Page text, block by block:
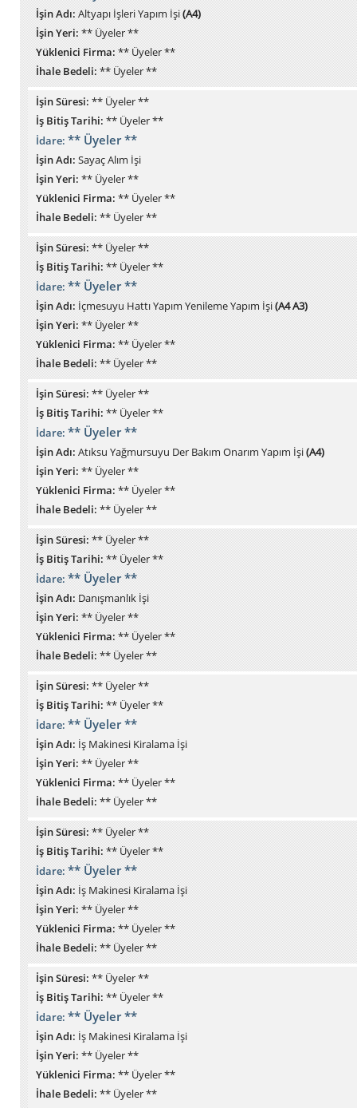
İşin Adı:Altyapı İşleri Yapım İşi(A4)
İşin Yeri:** Üyeler **
Yüklenici Firma:** Üyeler **
İhale Bedeli:** Üyeler **
İşin Süresi: ** Üyeler **
İş Bitiş Tarihi: ** Üyeler **
İdare: ** Üyeler **
İşin Adı: Sayaç Alım İşi
İşin Yeri: ** Üyeler **
Yüklenici Firma: ** Üyeler **
İhale Bedeli: ** Üyeler **
İşin Süresi:** Üyeler **
İş Bitiş Tarihi:** Üyeler **
İdare:** Üyeler **
İşin Adı:İçmesuyu Hattı Yapım Yenileme Yapım İşi(A4 A3)
İşin Yeri:** Üyeler **
Yüklenici Firma:** Üyeler **
İhale Bedeli:** Üyeler **
İşin Süresi: ** Üyeler **
İş Bitiş Tarihi: ** Üyeler **
İdare: ** Üyeler **
İşin Adı: Atıksu Yağmursuyu Der Bakım Onarım Yapım İşi(A4)
İşin Yeri: ** Üyeler **
Yüklenici Firma: ** Üyeler **
İhale Bedeli: ** Üyeler **
İşin Süresi:** Üyeler **
İş Bitiş Tarihi:** Üyeler **
İdare:** Üyeler **
İşin Adı:Danışmanlık İşi
İşin Yeri:** Üyeler **
Yüklenici Firma:** Üyeler **
İhale Bedeli:** Üyeler **
İşin Süresi: ** Üyeler **
İş Bitiş Tarihi: ** Üyeler **
İdare: ** Üyeler **
İşin Adı: İş Makinesi Kiralama İşi
İşin Yeri: ** Üyeler **
Yüklenici Firma: ** Üyeler **
İhale Bedeli: ** Üyeler **
İşin Süresi:** Üyeler **
İş Bitiş Tarihi:** Üyeler **
İdare:** Üyeler **
İşin Adı:İş Makinesi Kiralama İşi
İşin Yeri:** Üyeler **
Yüklenici Firma:** Üyeler **
İhale Bedeli:** Üyeler **
İşin Süresi: ** Üyeler **
İş Bitiş Tarihi: ** Üyeler **
İdare: ** Üyeler **
İşin Adı: İş Makinesi Kiralama İşi
İşin Yeri: ** Üyeler **
Yüklenici Firma: ** Üyeler **
İhale Bedeli: ** Üyeler **